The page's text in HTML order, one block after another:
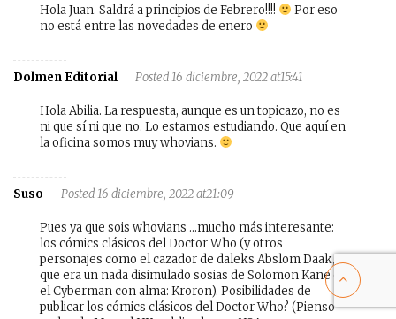
Hola Juan. Saldrá a principios de Febrero!!!!
Por eso
no está entre las novedades de enero
Dolmen Editorial Posted 16 diciembre, 2022 at15:41
Hola Abilia. La respuesta, aunque es un topicazo, no es
ni que sí ni que no. Lo estamos estudiando. Que aquí en
la oficina somos muy whovians.
Suso Posted 16 diciembre, 2022 at21:09
Pues ya que sois whovians …mucho más interesante:
los cómics clásicos del Doctor Who (y otros
personajes como el cazador de daleks Abslom Daak,
que era un nada disimulado sosias de Solomon Kane o
el Cyberman con alma: Kroron). Posibilidades de
publicar los cómics clásicos del Doctor Who? (Pienso